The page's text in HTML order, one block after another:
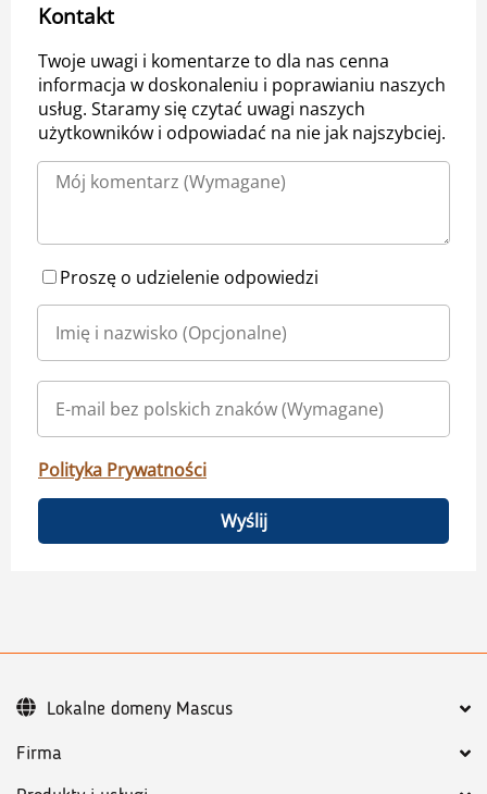
Kontakt
Twoje uwagi i komentarze to dla nas cenna
informacja w doskonaleniu i poprawianiu naszych
usług. Staramy się czytać uwagi naszych
użytkowników i odpowiadać na nie jak najszybciej.
Proszę o udzielenie odpowiedzi
Polityka Prywatności
Wyślij
Firma
Lokalne domeny Mascus